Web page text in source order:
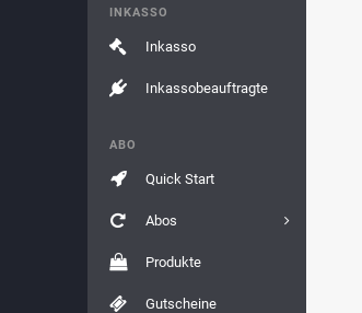
INKASSO
Inkasso
Inkassobeauftragte
ABO
Quick Start
Abos
Produkte
Gutscheine